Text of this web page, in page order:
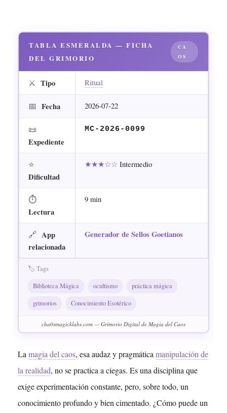
TABLA ESMERALDA — FICHA
DEL GRIMORIO
CA
OS
⚔️ Tipo Ritual
📅 Fecha 2026-07-22
📜
Expediente
MC-2026-0099
⭐
Dificultad
★★★☆☆ Intermedio
⏱
Lectura
9 min
🔗 App
relacionada
Generador de Sellos Goetianos
🏷️ Tags
Biblioteca Mágica
ocultismo
práctica mágica
grimorios
Conocimiento Esotérico
cha0smagicklabs.com — Grimorio Digital de Magia del Caos
La magia del caos, esa audaz y pragmática manipulación de
la realidad, no se practica a ciegas. Es una disciplina que
exige experimentación constante, pero, sobre todo, un
conocimiento profundo y bien cimentado. ¿Cómo puede un